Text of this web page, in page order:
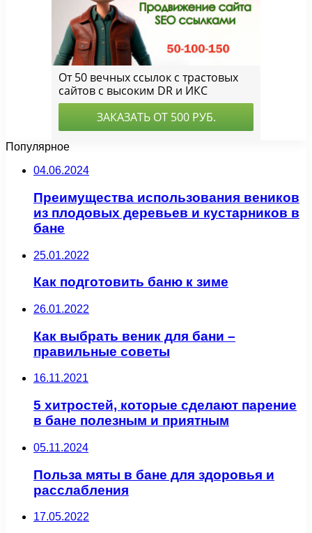
Популярное
04.06.2024
Преимущества использования веников
из плодовых деревьев и кустарников в
бане
25.01.2022
Как подготовить баню к зиме
26.01.2022
Как выбрать веник для бани –
правильные советы
16.11.2021
5 хитростей, которые сделают парение
в бане полезным и приятным
05.11.2024
Польза мяты в бане для здоровья и
расслабления
17.05.2022